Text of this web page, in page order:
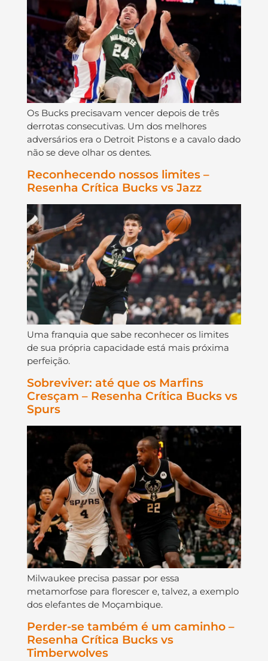
Os Bucks precisavam vencer depois de três
derrotas consecutivas. Um dos melhores
adversários era o Detroit Pistons e a cavalo dado
não se deve olhar os dentes.
Reconhecendo nossos limites –
Resenha Crítica Bucks vs Jazz
Uma franquia que sabe reconhecer os limites
de sua própria capacidade está mais próxima
perfeição.
Sobreviver: até que os Marfins
Cresçam – Resenha Crítica Bucks vs
Spurs
Milwaukee precisa passar por essa
metamorfose para florescer e, talvez, a exemplo
dos elefantes de Moçambique.
Perder-se também é um caminho –
Resenha Crítica Bucks vs
Timberwolves